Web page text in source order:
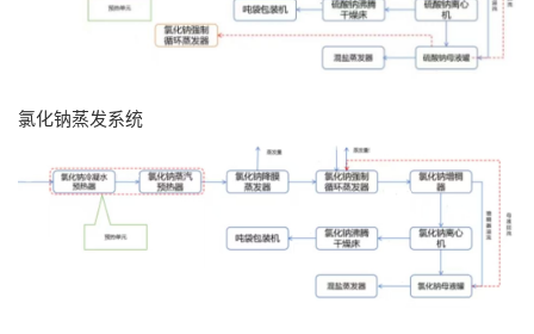
氯化钠蒸发系统